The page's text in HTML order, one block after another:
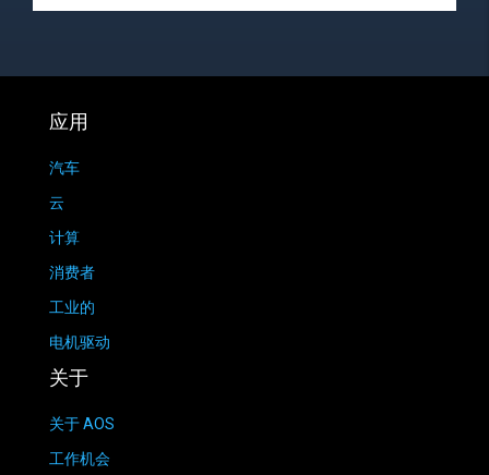
应用
汽车
云
计算
消费者
工业的
电机驱动
关于
关于 AOS
工作机会